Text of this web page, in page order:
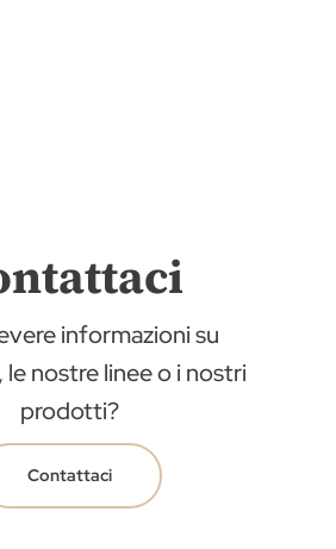
informazioni su
le nostre linee o i nostri
prodotti?
Contattaci